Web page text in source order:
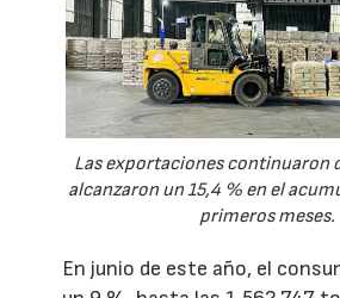
Las exportaciones continuaron
alcanzaron un 15,4 % en el
primeros meses.
En junio de este año, el